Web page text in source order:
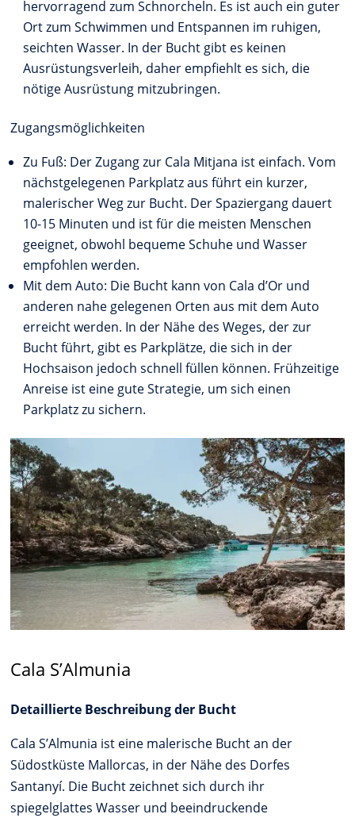
hervorragend zum Schnorcheln. Es ist auch ein guter
Ort zum Schwimmen und Entspannen im ruhigen,
seichten Wasser. In der Bucht gibt es keinen
Ausrüstungsverleih, daher empfiehlt es sich, die
nötige Ausrüstung mitzubringen.
Zugangsmöglichkeiten
Zu Fuß: Der Zugang zur Cala Mitjana ist einfach. Vom
nächstgelegenen Parkplatz aus führt ein kurzer,
malerischer Weg zur Bucht. Der Spaziergang dauert
10-15 Minuten und ist für die meisten Menschen
geeignet, obwohl bequeme Schuhe und Wasser
empfohlen werden.
Mit dem Auto: Die Bucht kann von Cala d’Or und
anderen nahe gelegenen Orten aus mit dem Auto
erreicht werden. In der Nähe des Weges, der zur
Bucht führt, gibt es Parkplätze, die sich in der
Hochsaison jedoch schnell füllen können. Frühzeitige
Anreise ist eine gute Strategie, um sich einen
Parkplatz zu sichern.
Cala S’Almunia
Detaillierte Beschreibung der Bucht
Cala S’Almunia ist eine malerische Bucht an der
Südostküste Mallorcas, in der Nähe des Dorfes
Santanyí. Die Bucht zeichnet sich durch ihr
spiegelglattes Wasser und beeindruckende